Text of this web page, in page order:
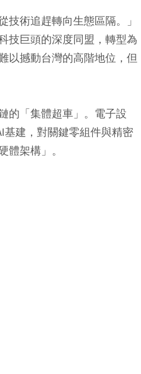
術追趕轉向生態區隔。」
技巨頭的深度同盟，轉型為
以撼動台灣的高階地位，但
的「集體超車」。電子設
基建，對關鍵零組件與精密
架構」。